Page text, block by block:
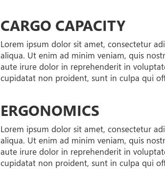
CARGO CAPACITY
Lorem ipsum dolor sit amet, consectetur
aliqua. Ut enim ad minim veniam, quis
aute irure dolor in reprehenderit in
cupidatat non proident, sunt in culpa qui
ERGONOMICS
Lorem ipsum dolor sit amet, consectetur
aliqua. Ut enim ad minim veniam, quis
aute irure dolor in reprehenderit in
cupidatat non proident, sunt in culpa qui